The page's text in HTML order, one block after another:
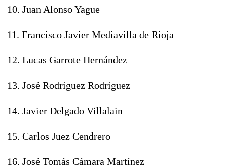
10. Juan Alonso Yague
11. Francisco Javier Mediavilla de Rioja
12. Lucas Garrote Hernández
13. José Rodríguez Rodríguez
14. Javier Delgado Villalain
15. Carlos Juez Cendrero
16. José Tomás Cámara Martínez